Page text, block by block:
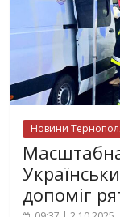
Новини
допоміг